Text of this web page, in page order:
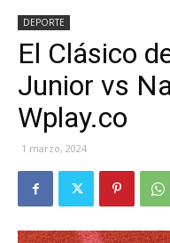
DEPORTE
El Clásico
Junior vs
Wplay.co
1 marzo, 2024